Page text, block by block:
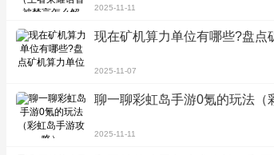
2025-11-11
现在矿机算力单位有哪些?盘点
2025-11-07
聊一聊彩虹岛手游0氪的玩法（
2025-11-11